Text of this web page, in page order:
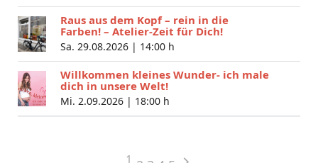
Raus aus dem Kopf – rein in die
Farben! – Atelier-Zeit für Dich!
Sa. 29.08.2026 | 14:00 h
Willkommen kleines Wunder- ich male
dich in unsere Welt!
Mi. 2.09.2026 | 18:00 h
1